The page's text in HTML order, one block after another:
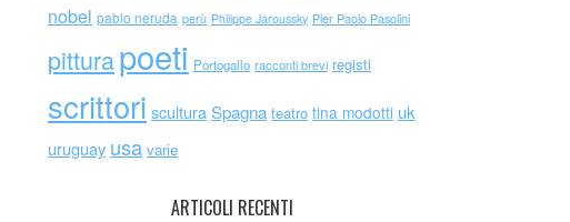
nobel pablo neruda perù Philippe Jaroussky Pier Paolo Pasolini
pitturapoeti Portogallo racconti brevi registi
scrittori scultura Spagna teatro tina modotti uk
uruguay usa varie
ARTICOLI RECENTI